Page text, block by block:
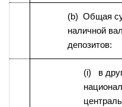
(b) Общая
наличной
депозитов:
(i) в